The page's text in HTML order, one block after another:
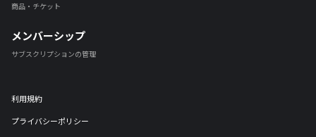
商品・チケット
メンバーシップ
サブスクリプションの管理
利用規約
プライバシーポリシー